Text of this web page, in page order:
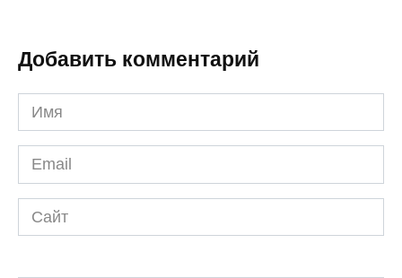
Добавить комментарий
Имя
*
Email
*
Сайт